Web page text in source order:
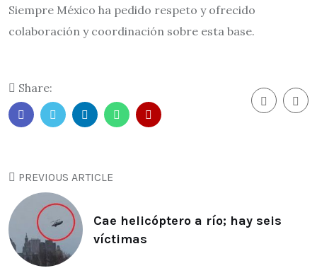
Siempre México ha pedido respeto y ofrecido
colaboración y coordinación sobre esta base.
Share:
PREVIOUS ARTICLE
Cae helicóptero a río; hay seis
víctimas